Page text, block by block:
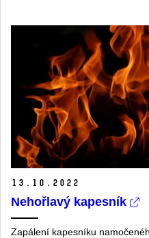
13. 10. 2022
Nehořlavý kapesník
Zapálení kapesníku